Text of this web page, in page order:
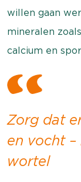
willen gaan
mineralen
calcium en
Zorg dat
en vocht
wortel